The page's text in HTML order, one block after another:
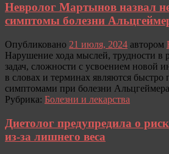
Невролог Мартынов назвал
симптомы болезни
Опубликовано 21 июля, 2024 автором
Нарушение хода мыслей, трудности в
задач, сложности с усвоением новой
в словах и терминах являются
симптомами при болезни
Рубрика: Болезни и лекарства
Диетолог предупредила о
из-за лишнего веса